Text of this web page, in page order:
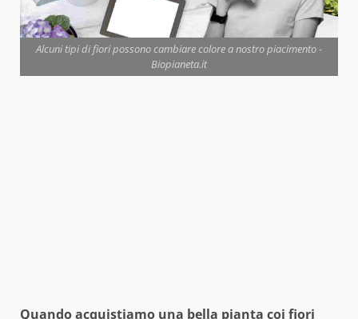
Alcuni tipi di fiori possono cambiare colore a nostro piacimento -
Biopianeta.it
Quando acquistiamo una bella pianta coi fiori